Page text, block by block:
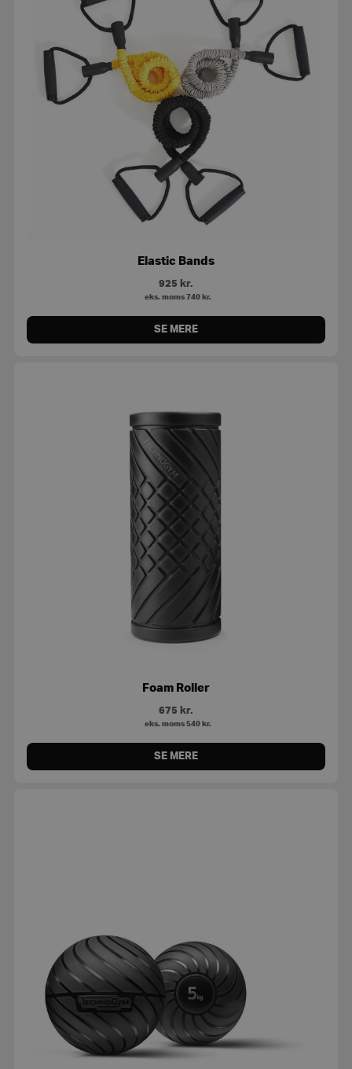
Elastic Bands
925 kr.
eks. moms 740 kr.
SE MERE
Foam Roller
675 kr.
eks. moms 540 kr.
SE MERE